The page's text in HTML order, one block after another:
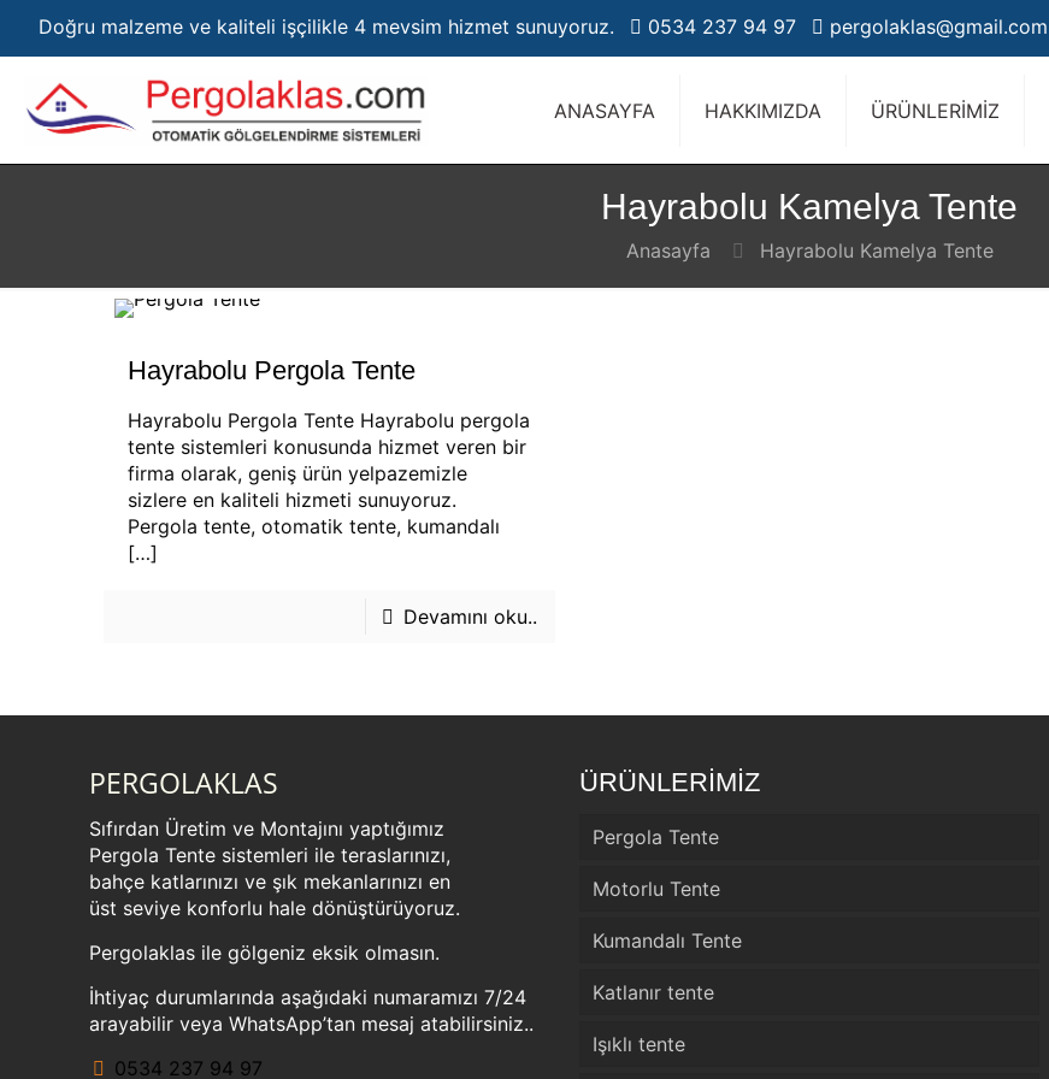
Doğru malzeme ve kaliteli işçilikle 4 mevsim hizmet sunuyoruz. 0534 237 94 97 pergolaklas@gmail.com
ANASAYFA HAKKIMIZDA ÜRÜNLERİMİZ
Hayrabolu Kamelya Tente
Anasayfa Hayrabolu Kamelya Tente
Hayrabolu Pergola Tente
Hayrabolu Pergola Tente Hayrabolu pergola
tente sistemleri konusunda hizmet veren bir
firma olarak, geniş ürün yelpazemizle
sizlere en kaliteli hizmeti sunuyoruz.
Pergola tente, otomatik tente, kumandalı
[…]
Devamını oku..
PERGOLAKLAS
Sıfırdan Üretim ve Montajını yaptığımız
Pergola Tente sistemleri ile teraslarınızı,
bahçe katlarınızı ve şık mekanlarınızı en
üst seviye konforlu hale dönüştürüyoruz.
Pergolaklas ile gölgeniz eksik olmasın.
İhtiyaç durumlarında aşağıdaki numaramızı 7/24
arayabilir veya WhatsApp’tan mesaj atabilirsiniz..
0534 237 94 97
ÜRÜNLERİMİZ
Pergola Tente
Motorlu Tente
Kumandalı Tente
Katlanır tente
Işıklı tente